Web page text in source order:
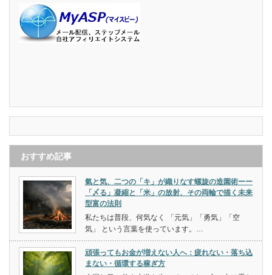
おすすめ記事
氣と気、二つの「キ」が織りなす螺旋の造園術ーー
「〆る」凝縮と「米」の放射、その両輪で描く未来
型富の法則
私たちは普段、何気なく 「元気」「勇気」「空
気」 という言葉を使っています。…
頑張ってもお金が増えない人へ：疲れない・落ち込
まない・循環する稼ぎ方